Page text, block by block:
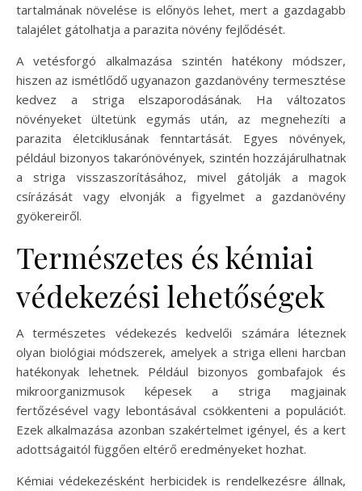
tartalmának növelése is előnyös lehet, mert a gazdagabb
talajélet gátolhatja a parazita növény fejlődését.
A vetésforgó alkalmazása szintén hatékony módszer,
hiszen az ismétlődő ugyanazon gazdanövény termesztése
kedvez a striga elszaporodásának. Ha változatos
növényeket ültetünk egymás után, az megnehezíti a
parazita életciklusának fenntartását. Egyes növények,
például bizonyos takarónövények, szintén hozzájárulhatnak
a striga visszaszorításához, mivel gátolják a magok
csírázását vagy elvonják a figyelmet a gazdanövény
gyökereiről.
Természetes és kémiai
védekezési lehetőségek
A természetes védekezés kedvelői számára léteznek
olyan biológiai módszerek, amelyek a striga elleni harcban
hatékonyak lehetnek. Például bizonyos gombafajok és
mikroorganizmusok képesek a striga magjainak
fertőzésével vagy lebontásával csökkenteni a populációt.
Ezek alkalmazása azonban szakértelmet igényel, és a kert
adottságaitól függően eltérő eredményeket hozhat.
Kémiai védekezésként herbicidek is rendelkezésre állnak,